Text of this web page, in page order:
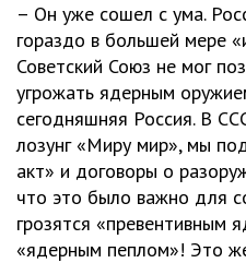
– Он уже сошел с ума.
гораздо в большей мере
Советский Союз не мог
угрожать ядерным
сегодняшняя Россия. В
лозунг «Миру мир», мы
акт» и договоры о
что это было важно для
грозятся «превентивным
«ядерным пеплом»! Это